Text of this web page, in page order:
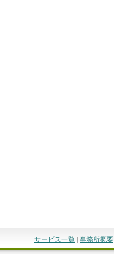
サービス一覧 | 事務所概要